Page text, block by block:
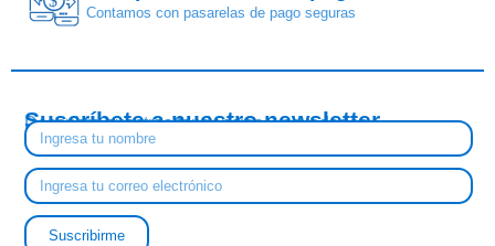
Contamos con pasarelas de pago seguras
Suscríbete a nuestro newsletter
Descubre nuestras tendencias y novedades
Suscribirme